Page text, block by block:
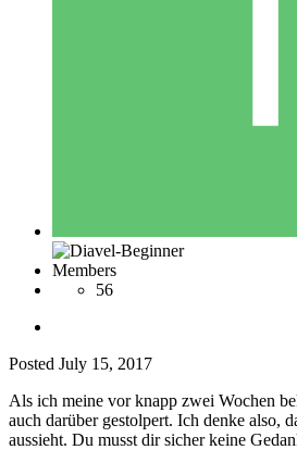
Members
56
Posted July 15, 2017
Als ich meine vor knapp zwei Wochen
auch darüber gestolpert. Ich denke also,
aussieht. Du musst dir sicher keine